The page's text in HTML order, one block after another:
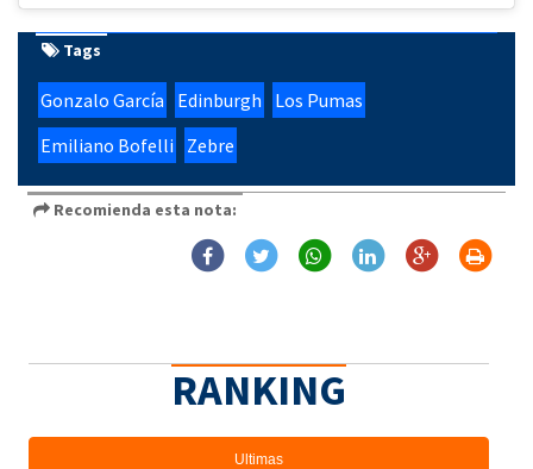
Tags
Gonzalo García Edinburgh
Los Pumas
Emiliano Bofelli
Zebre
Recomienda esta nota:
RANKING
Ultimas